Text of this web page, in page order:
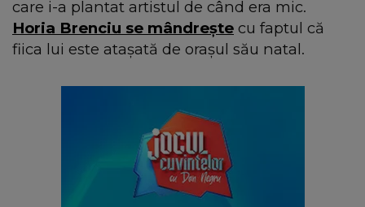
care i-a plantat artistul de când era mic.
Horia Brenciu se mândrește cu faptul că
fiica lui este atașată de orașul său natal.